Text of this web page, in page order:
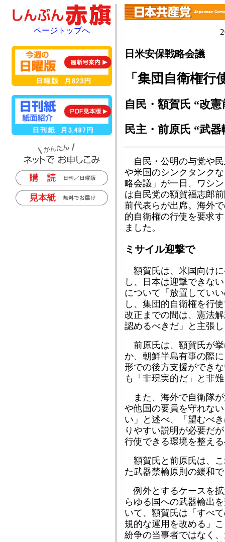
日米安保戦略会議
「集団自衛権行
自民・額賀氏 “改
民主・前原氏 “武
自民・公明の与党や
や米国のシンクタンク
略会議」が一日、ワシ
は自民党の額賀福志郎
前代表らが出席。海外
的自衛権の行使を要求
ました。
ミサイル迎撃で
額賀氏は、米国向け
し、日本は迎撃できな
について「放置してい
し、集団的自衛権を行
改正までの間は、憲法
認めるべきだ」と主張
前原氏は、額賀氏が
か、朝鮮半島有事の際
形での後方支援ができ
も「非現実的だ」と非
また、海外で自衛隊
や他国の要員を守れな
い」と述べ、「望むべ
りやすい説明が必要だ
行使できる環境を整え
額賀氏と前原氏は、
た武器禁輸原則の緩和
例外とするケースを
らゆる国への武器輸出
いて、額賀氏は「すべ
規的な運用を改める」
紛争の当事者ではなく
ページトップへ